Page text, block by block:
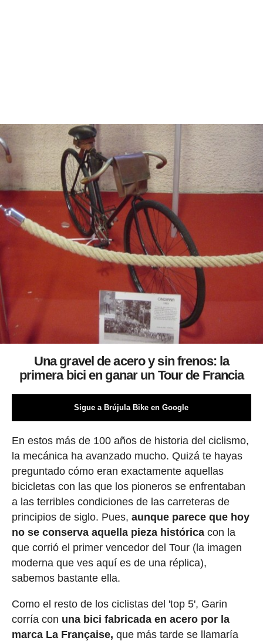
Una gravel de acero y sin frenos: la
primera bici en ganar un Tour de Francia
Sigue a Brújula Bike en Google
En estos más de 100 años de historia del ciclismo,
la mecánica ha avanzado mucho. Quizá te hayas
preguntado cómo eran exactamente aquellas
bicicletas con las que los pioneros se enfrentaban
a las terribles condiciones de las carreteras de
principios de siglo. Pues, aunque parece que hoy
no se conserva aquella pieza históricacon la
que corrió el primer vencedor del Tour (la imagen
moderna que ves aquí es de una réplica),
sabemos bastante ella.
Como el resto de los ciclistas del 'top 5', Garin
corría con una bici fabricada en acero por la
marca La Française, que más tarde se llamaría